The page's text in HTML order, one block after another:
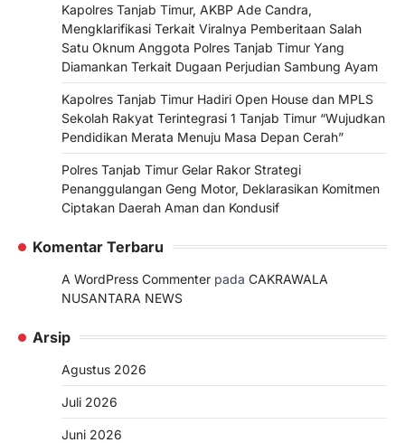
Kapolres Tanjab Timur, AKBP Ade Candra,
Mengklarifikasi Terkait Viralnya Pemberitaan Salah
Satu Oknum Anggota Polres Tanjab Timur Yang
Diamankan Terkait Dugaan Perjudian Sambung Ayam
Kapolres Tanjab Timur Hadiri Open House dan MPLS
Sekolah Rakyat Terintegrasi 1 Tanjab Timur “Wujudkan
Pendidikan Merata Menuju Masa Depan Cerah”
Polres Tanjab Timur Gelar Rakor Strategi
Penanggulangan Geng Motor, Deklarasikan Komitmen
Ciptakan Daerah Aman dan Kondusif
Komentar Terbaru
A WordPress Commenter pada CAKRAWALA
NUSANTARA NEWS
Arsip
Agustus 2026
Juli 2026
Juni 2026